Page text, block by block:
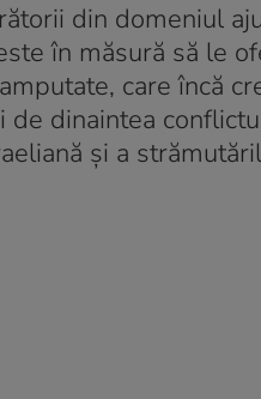
din domeniul
în măsură să le
care încă
dinaintea
și a